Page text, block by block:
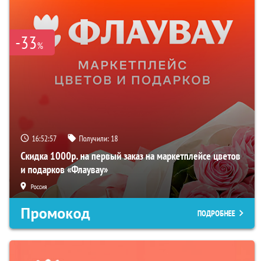
-33%
16:52:56 Получили: 18
Скидка 1000р. на первый заказ на маркетплейсе цветов
и подарков «Флаувау»
Россия
Промокод ПОДРОБНЕЕ